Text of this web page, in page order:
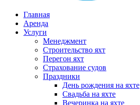
Главная
Аренда
Услуги
Менеджмент
Строительство яхт
Перегон яхт
Страхование судов
Праздники
День рождения на яхте
Свадьба на яхте
Вечеринка на яхте